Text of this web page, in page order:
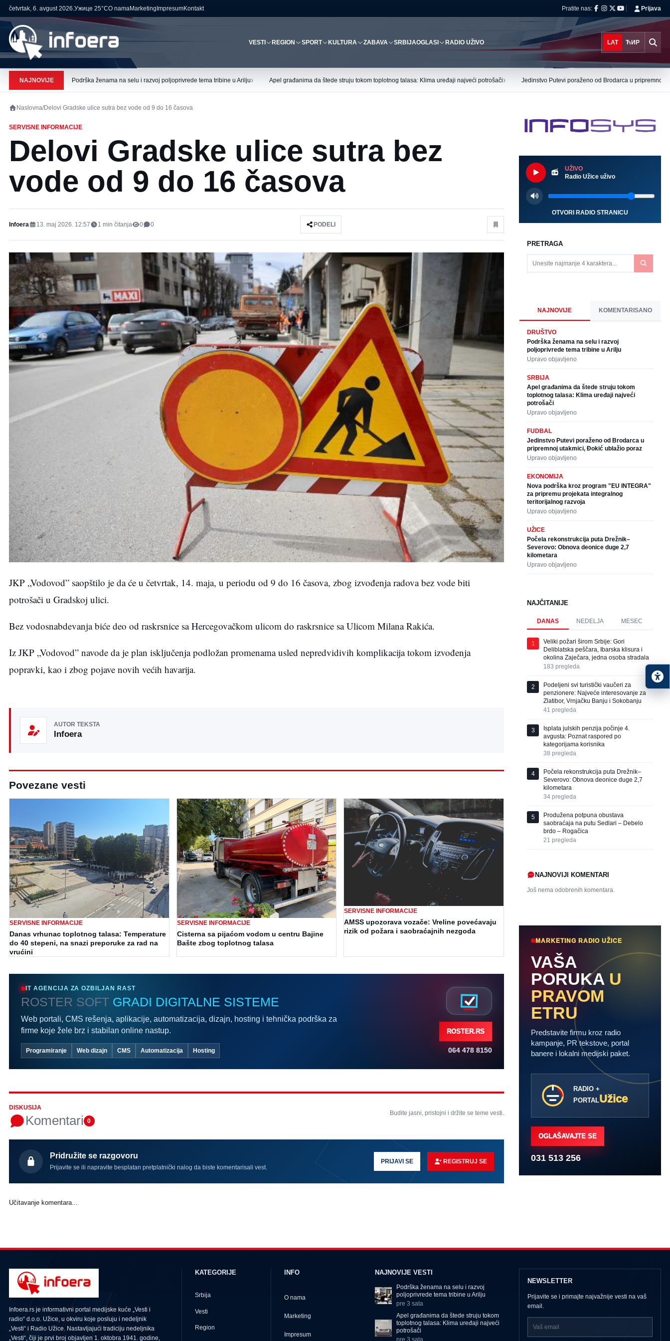
četvrtak, 6. avgust 2026.Ужице 25°CO namaMarketing ImpresumKontakt Pratite nas: Prijava
VESTI REGION SPORT KULTURA ZABAVA SRBIJAOGLASI RADIO UŽIVO LAT ЋИР
NAJNOVIJE Podrška ženama na selu i razvoj poljoprivrede tema tribine u Arilju› Apel građanima da štede struju tokom toplotnog talasa: Klima uređaji najveći potrošači› Jedinstvo Putevi poraženo od Brodarca u pripremnoj
Naslovna/Delovi Gradske ulice sutra bez vode od 9 do 16 časova
SERVISNE INFORMACIJE
Delovi Gradske ulice sutra bez
vode od 9 do 16 časova
Infoera 13. maj 2026. 12:57 1 min čitanja 0 0 PODELI
JKP „Vodovod” saopštilo je da će u četvrtak, 14. maja, u periodu od 9 do 16 časova, zbog izvođenja radova bez vode biti
potrošači u Gradskoj ulici.
Bez vodosnabdevanja biće deo od raskrsnice sa Hercegovačkom ulicom do raskrsnice sa Ulicom Milana Rakića.
Iz JKP „Vodovod” navode da je plan isključenja podložan promenama usled nepredvidivih komplikacija tokom izvođenja
popravki, kao i zbog pojave novih većih havarija.
AUTOR TEKSTA
Infoera
Povezane vesti
SERVISNE INFORMACIJE
Danas vrhunac toplotnog talasa: Temperature
do 40 stepeni, na snazi preporuke za rad na
vrućini
SERVISNE INFORMACIJE
Cisterna sa pijaćom vodom u centru Bajine
Bašte zbog toplotnog talasa
SERVISNE INFORMACIJE
AMSS upozorava vozače: Vreline povećavaju
rizik od požara i saobraćajnih nezgoda
IT AGENCIJA ZA OZBILJAN RAST
ROSTER SOFT GRADI DIGITALNE SISTEME
Web portali, CMS rešenja, aplikacije, automatizacija, dizajn, hosting i tehnička podrška za
firme koje žele brz i stabilan online nastup.
Programiranje Web dizajn CMS Automatizacija Hosting
ROSTER.RS
064 478 8150
DISKUSIJA
Komentari 0
Budite jasni, pristojni i držite se teme vesti.
Pridružite se razgovoru
Prijavite se ili napravite besplatan pretplatnički nalog da biste komentarisali vest.
PRIJAVI SE REGISTRUJ SE
Učitavanje komentara...
UŽIVO
Radio Užice uživo
OTVORI RADIO STRANICU
PRETRAGA
NAJNOVIJE KOMENTARISANO
DRUŠTVO
Podrška ženama na selu i razvoj
poljoprivrede tema tribine u Arilju
Upravo objavljeno
SRBIJA
Apel građanima da štede struju tokom
toplotnog talasa: Klima uređaji najveći
potrošači
Upravo objavljeno
FUDBAL
Jedinstvo Putevi poraženo od Brodarca u
pripremnoj utakmici, Đokić ublažio poraz
Upravo objavljeno
EKONOMIJA
Nova podrška kroz program "EU INTEGRA"
za pripremu projekata integralnog
teritorijalnog razvoja
Upravo objavljeno
UŽICE
Počela rekonstrukcija puta Drežnik–
Severovo: Obnova deonice duge 2,7
kilometara
Upravo objavljeno
NAJČITANIJE
DANAS NEDELJA MESEC
1
Veliki požari širom Srbije: Gori
Deliblatska peščara, Ibarska klisura i
okolina Zaječara, jedna osoba stradala
183 pregleda
2
Podeljeni svi turistički vaučeri za
penzionere: Najveće interesovanje za
Zlatibor, Vrnjačku Banju i Sokobanju
41 pregleda
3
Isplata julskih penzija počinje 4.
avgusta: Poznat raspored po
kategorijama korisnika
38 pregleda
4
Počela rekonstrukcija puta Drežnik–
Severovo: Obnova deonice duge 2,7
kilometara
34 pregleda
5
Produžena potpuna obustava
saobraćaja na putu Sedlari – Debelo
brdo – Rogačica
21 pregleda
NAJNOVIJI KOMENTARI
Još nema odobrenih komentara.
MARKETING RADIO UŽICE
VAŠA
PORUKA U
PRAVOM
ETRU
Predstavite firmu kroz radio
kampanje, PR tekstove, portal
banere i lokalni medijski paket.
RADIO +
PORTALUžice
OGLAŠAVAJTE SE
031 513 256
Infoera.rs je informativni portal medijske kuće „Vesti i
radio“ d.o.o. Užice, u okviru koje posluju i nedeljnik
„Vesti“ i Radio Užice. Nastavljajući tradiciju nedeljnika
„Vesti“, čiji je prvi broj objavljen 1. oktobra 1941. godine,
KATEGORIJE
Srbija
Vesti
Region
INFO
O nama
Marketing
Impresum
NAJNOVIJE VESTI
Podrška ženama na selu i razvoj
poljoprivrede tema tribine u Arilju
pre 3 sata
Apel građanima da štede struju tokom
toplotnog talasa: Klima uređaji najveći
potrošači
NEWSLETTER
Prijavite se i primajte najvažnije vesti na vaš
email.